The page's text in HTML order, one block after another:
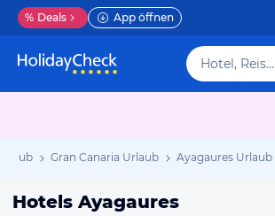
% Deals App öffnen
Hotel, Reiseziel
Gran Canaria Urlaub Ayagaures Urlaub
Hotels Ayagaures